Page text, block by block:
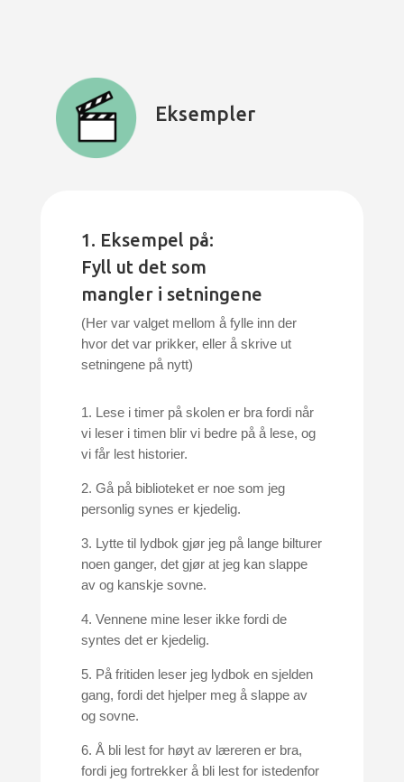
Eksempler
1. Eksempel på:
Fyll ut det som
mangler i setningene
(Her var valget mellom å fylle inn der
hvor det var prikker, eller å skrive ut
setningene på nytt)
1. Lese i timer på skolen er bra fordi når
vi leser i timen blir vi bedre på å lese, og
vi får lest historier.
2. Gå på biblioteket er noe som jeg
personlig synes er kjedelig.
3. Lytte til lydbok gjør jeg på lange bilturer
noen ganger, det gjør at jeg kan slappe
av og kanskje sovne.
4. Vennene mine leser ikke fordi de
syntes det er kjedelig.
5. På fritiden leser jeg lydbok en sjelden
gang, fordi det hjelper meg å slappe av
og sovne.
6. Å bli lest for høyt av læreren er bra,
fordi jeg fortrekker å bli lest for istedenfor